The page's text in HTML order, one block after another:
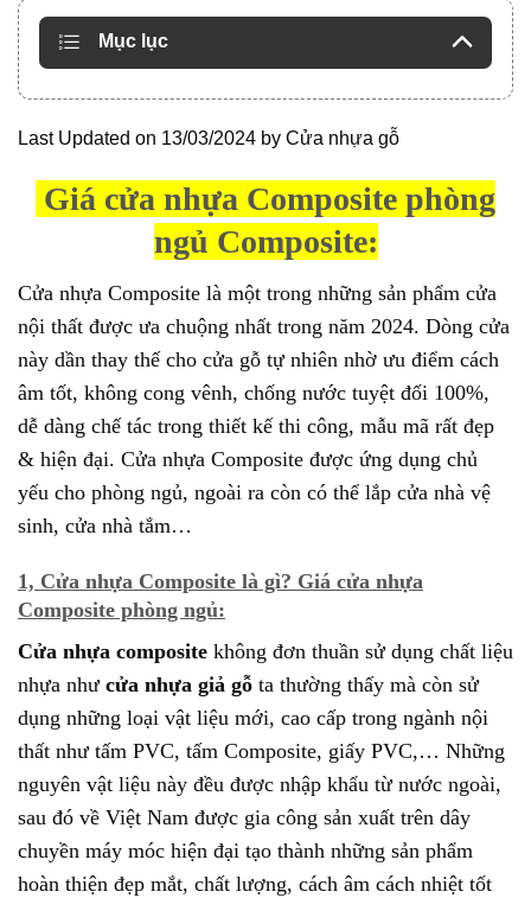
Mục lục
Last Updated on 13/03/2024 by Cửa nhựa gỗ
Giá cửa nhựa Composite phòng
ngủ Composite:
Cửa nhựa Composite là một trong những sản phẩm cửa
nội thất được ưa chuộng nhất trong năm 2024. Dòng cửa
này dần thay thế cho cửa gỗ tự nhiên nhờ ưu điểm cách
âm tốt, không cong vênh, chống nước tuyệt đối 100%,
dễ dàng chế tác trong thiết kế thi công, mẫu mã rất đẹp
& hiện đại. Cửa nhựa Composite được ứng dụng chủ
yếu cho phòng ngủ, ngoài ra còn có thể lắp cửa nhà vệ
sinh, cửa nhà tắm…
1, Cửa nhựa Composite là gì? Giá cửa nhựa
Composite phòng ngủ:
Cửa nhựa composite không đơn thuần sử dụng chất liệu
nhựa như cửa nhựa giả gỗ ta thường thấy mà còn sử
dụng những loại vật liệu mới, cao cấp trong ngành nội
thất như tấm PVC, tấm Composite, giấy PVC,… Những
nguyên vật liệu này đều được nhập khẩu từ nước ngoài,
sau đó về Việt Nam được gia công sản xuất trên dây
chuyền máy móc hiện đại tạo thành những sản phẩm
hoàn thiện đẹp mắt, chất lượng, cách âm cách nhiệt tốt